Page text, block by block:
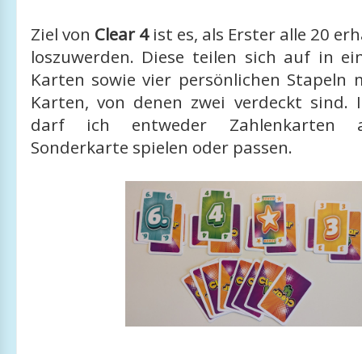
Ziel von Clear 4ist es, als Erster alle 20
loszuwerden. Diese teilen sich auf in
Karten sowie vier persönlichen Stapeln
Karten, von denen zwei verdeckt sind.
darf ich entweder Zahlenkarten
Sonderkarte spielen oder passen.